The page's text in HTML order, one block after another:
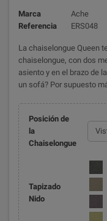
Marca
Ache
Referencia
ERS048
La chaiselongue Queen
chaiselongue, con dos
asiento y en el brazo de
un sofá? Por supuesto
Posición de
la
Chaiselongue
Tapizado
Nido